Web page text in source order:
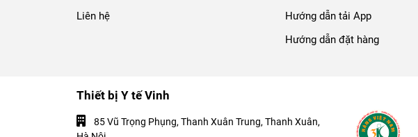
Liên hệ
Hướng dẫn tải App
Hướng dẫn đặt hàng
Thiết bị Y tế Vinh
85 Vũ Trọng Phụng, Thanh Xuân Trung, Thanh Xuân,